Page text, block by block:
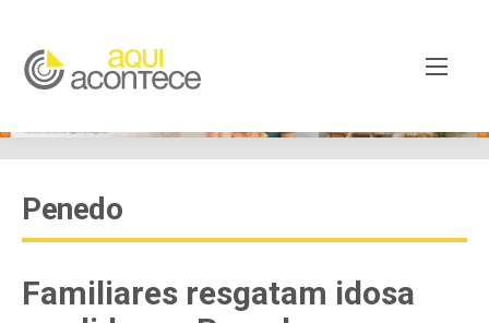
Penedo
Familiares resgatam idosa